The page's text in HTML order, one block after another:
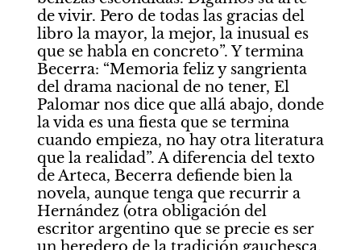
de vivir. Pero de todas las gracias del
libro la mayor, la mejor, la inusual es
que se habla en concreto”. Y termina
Becerra: “Memoria feliz y sangrienta
del drama nacional de no tener, El
Palomar nos dice que allá abajo, donde
la vida es una fiesta que se termina
cuando empieza, no hay otra literatura
que la realidad”. A diferencia del texto
de Arteca, Becerra defiende bien la
novela, aunque tenga que recurrir a
Hernández (otra obligación del
escritor argentino que se precie es ser